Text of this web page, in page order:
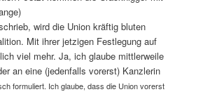
wird die Union kräftig bluten
Mit ihrer jetzigen Festlegung auf
viel mehr. Ja, ich glaube mittlerweile
an eine (jedenfalls vorerst) Kanzlerin
formuliert. Ich glaube, dass die Union vorerst